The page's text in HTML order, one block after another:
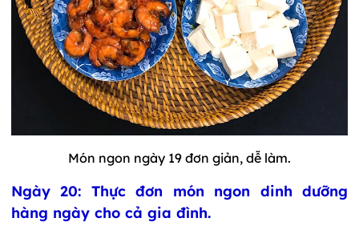
Món ngon ngày 19 đơn giản, dễ làm.
Ngày 20: Thực đơn món ngon dinh dưỡng
hàng ngày cho cả gia đình.